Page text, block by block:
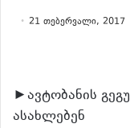
21 თებერვალი, 2017
►ავტობანის
ასახლებენ